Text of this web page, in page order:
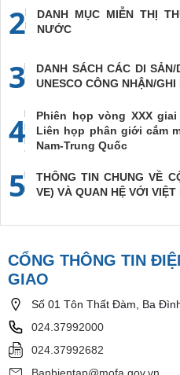
2
DANH MỤC MIỄN THỊ
NƯỚC
3
DANH SÁCH CÁC DI
UNESCO CÔNG NHẬN/GHI
4
Phiên họp vòng XXX
Liên họp phân giới cắm
Nam-Trung Quốc
5
THÔNG TIN CHUNG VỀ
VE) VÀ QUAN HỆ VỚI VIỆT
CỔNG THÔNG TIN
GIAO
Số 01 Tôn Thất Đàm, Ba
024.37992000
024.37992682
Banbientap@mofa.gov.vn